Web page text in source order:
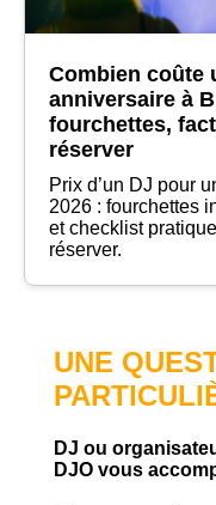
Combien coûte
anniversaire à
fourchettes,
réserver
Prix d’un DJ pour
2026 : fourchettes
et checklist
réserver.
UNE
DJ ou
DJO vous